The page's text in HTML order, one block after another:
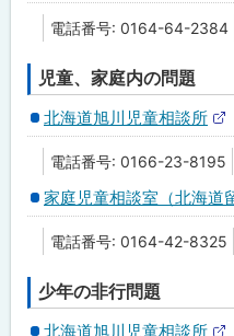
電話番号: 0164-64-2384
児童、家庭内の問題
北海道旭川児童相談所
外
部
サ
ト
電話番号: 0166-23-8195
家庭児童相談室（北海道
電話番号: 0164-42-8325
少年の非行問題
北海道旭川児童相談所